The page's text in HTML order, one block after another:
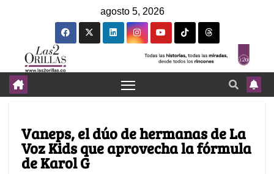
agosto 5, 2026
Vaneps, el dúo de hermanas de La
Voz Kids que aprovecha la fórmula
de Karol G